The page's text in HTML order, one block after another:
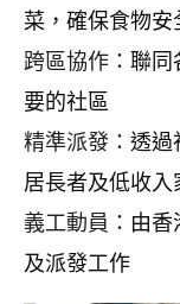
菜，確保食物安
跨區協作： 聯同
要的社區
精準派發： 透過
居長者及低收入
義工動員： 由
及派發工作